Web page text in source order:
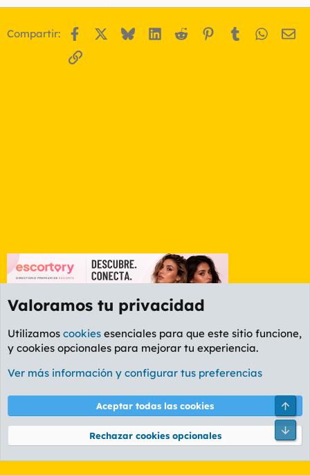
Compartir: Facebook BlueskyLinkedIn
Reddit Pinterest
Tumblr
Enlace
Foro General
Cookies
PL OLDSTYLE AMARILLO
Términos y reglas Política de privacidad Ayuda
Community platform by XenForo® © 2010-2026 XenForo Ltd.
Valoramos tu privacidad
Utilizamos cookies esenciales para que este sitio funcione,
y cookies opcionales para mejorar tu experiencia.
Ver más información y configurar tus preferencias
Aceptar todas las cookies
Rechazar cookies opcionales
Pie